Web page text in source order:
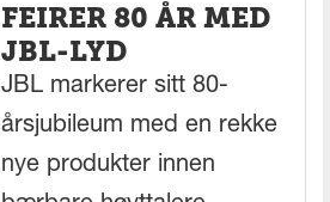
FEIRER 80 ÅR MED
JBL-LYD
JBL markerer sitt 80-
årsjubileum med en rekke
nye produkter innen